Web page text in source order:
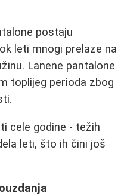
postaju
leti mnogi prelaze na
Lanene pantalone
toplijeg perioda zbog
cele godine - težih
leti, što ih čini još